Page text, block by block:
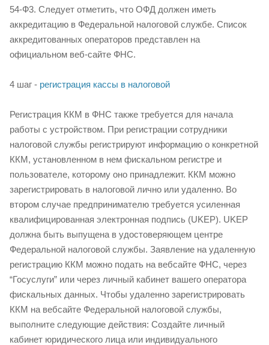
54-Ф3. Следует отметить, что ОФД должен иметь
аккредитацию в Федеральной налоговой службе. Список
аккредитованных операторов представлен на
официальном веб-сайте ФНС.
4 шаг - регистрация кассы в налоговой
Регистрация ККМ в ФНС также требуется для начала
работы с устройством. При регистрации сотрудники
налоговой службы регистрируют информацию о конкретной
ККМ, установленном в нем фискальном регистре и
пользователе, которому оно принадлежит. ККМ можно
зарегистрировать в налоговой лично или удаленно. Во
втором случае предпринимателю требуется усиленная
квалифицированная электронная подпись (UKEP). UKEP
должна быть выпущена в удостоверяющем центре
Федеральной налоговой службы. Заявление на удаленную
регистрацию ККМ можно подать на вебсайте ФНС, через
“Госуслуги” или через личный кабинет вашего оператора
фискальных данных. Чтобы удаленно зарегистрировать
ККМ на вебсайте Федеральной налоговой службы,
выполните следующие действия: Создайте личный
кабинет юридического лица или индивидуального